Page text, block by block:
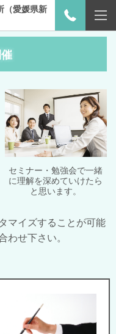
（愛媛県新
セミナー・勉強会で一緒
に理解を深めていけたら
と思います。
マイズすることが可能
わせ下さい。